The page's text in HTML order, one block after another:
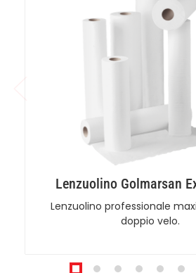
Lenzuolino Golmarsan
Lenzuolino professionale
doppio velo.